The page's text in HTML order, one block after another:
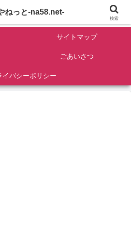
/バンコンDIY/ゴロマル・よっちゃん夫婦のド
サイトマップ
ごあいさつ
イバシーポリシー
ねっと-na58.net-
検索